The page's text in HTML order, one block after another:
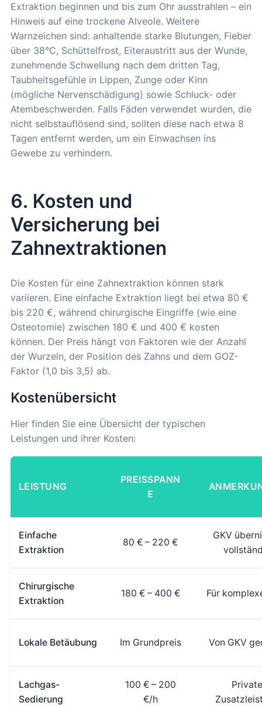
Extraktion beginnen und bis zum Ohr ausstrahlen – ein
Hinweis auf eine trockene Alveole. Weitere
Warnzeichen sind: anhaltende starke Blutungen, Fieber
über 38°C, Schüttelfrost, Eiteraustritt aus der Wunde,
zunehmende Schwellung nach dem dritten Tag,
Taubheitsgefühle in Lippen, Zunge oder Kinn
(mögliche Nervenschädigung) sowie Schluck- oder
Atembeschwerden. Falls Fäden verwendet wurden, die
nicht selbstauflösend sind, sollten diese nach etwa 8
Tagen entfernt werden, um ein Einwachsen ins
Gewebe zu verhindern.
6. Kosten und
Versicherung bei
Zahnextraktionen
Die Kosten für eine Zahnextraktion können stark
variieren. Eine einfache Extraktion liegt bei etwa 80 €
bis 220 €, während chirurgische Eingriffe (wie eine
Osteotomie) zwischen 180 € und 400 € kosten
können. Der Preis hängt von Faktoren wie der Anzahl
der Wurzeln, der Position des Zahns und dem GOZ-
Faktor (1,0 bis 3,5) ab.
Kostenübersicht
Hier finden Sie eine Übersicht der typischen
Leistungen und ihrer Kosten:
LEISTUNG
PREISSPANN
E
Einfache
Extraktion
80 € – 220 €
GKV
Chirurgische
Extraktion
180 € – 400 € Für
Lokale Betäubung Im Grundpreis Von GKV
Lachgas-
Sedierung
100 € – 200
€/h
Private